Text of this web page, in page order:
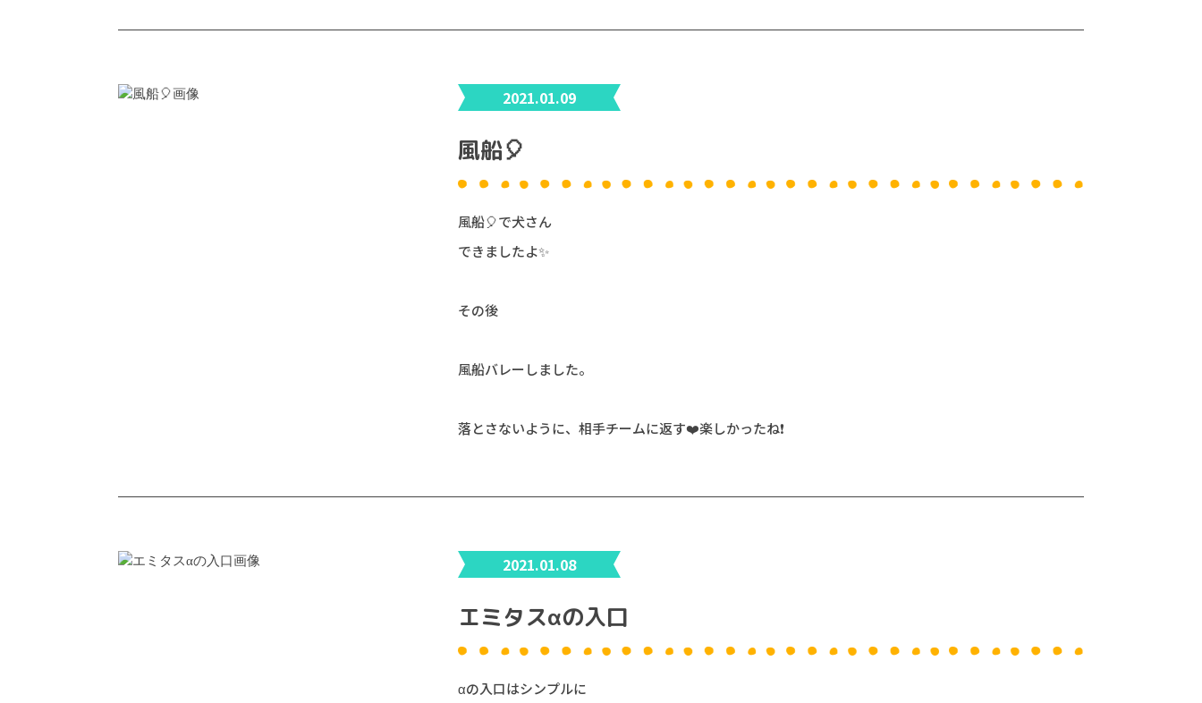
2021.01.09
風船🎈
風船🎈で犬さん
できましたよ✨
その後
風船バレーしました。
落とさないように、相手チームに返す❤️楽しかったね❗️
2021.01.08
エミタスαの入口
αの入口はシンプルに